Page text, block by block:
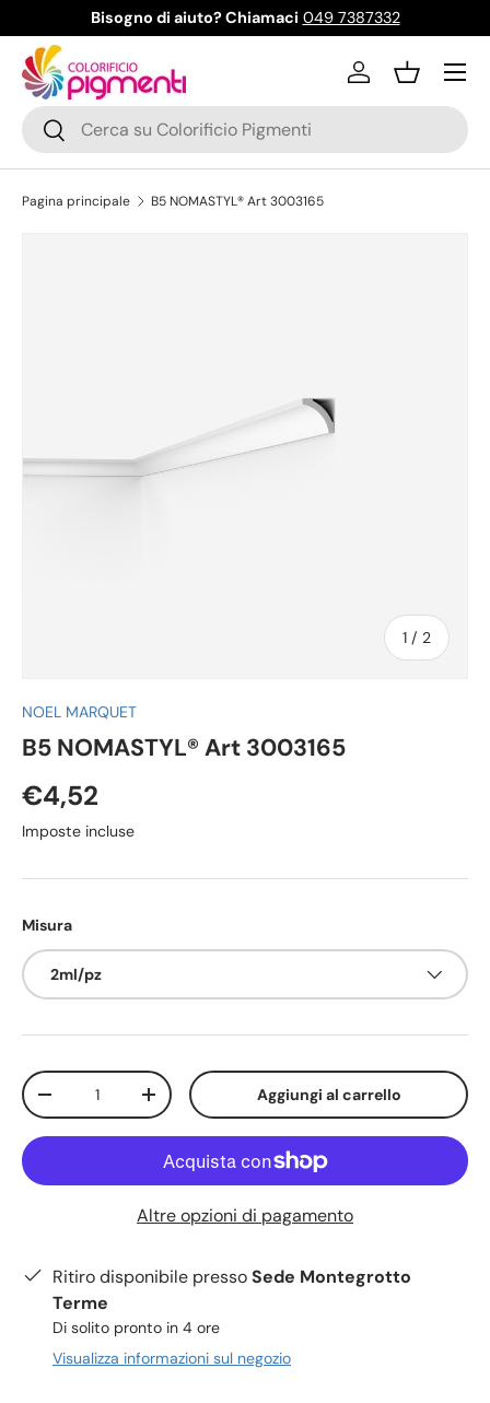
Passa ai contenuti
Bisogno di aiuto? Chiamaci 049 7387332
Cerca
Cerca
AccediCestino
Menu
Pagina principale B5 NOMASTYL® Art 3003165
1 / di
2
NOEL MARQUET
B5 NOMASTYL® Art 3003165
€4,52
Imposte incluse
Misura
2ml/pz
Q.tà
-
+ Aggiungi al carrello
Altre opzioni di pagamento
Ritiro disponibile pressoSede Montegrotto
Terme
Di solito pronto in 4 ore
Visualizza informazioni sul negozio